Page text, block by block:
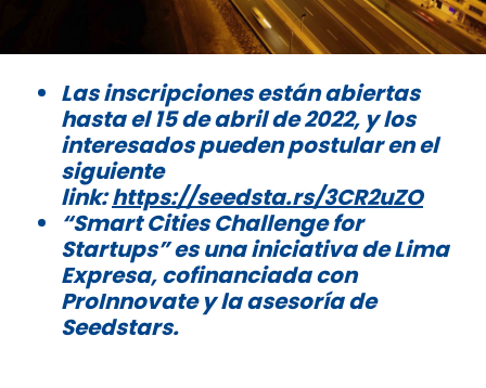
Las inscripciones están abiertas
hasta el 15 de abril de 2022, y los
interesados pueden postular en el
siguiente
link:https://seedsta.rs/3CR2uZO
“Smart Cities Challenge for
Startups” es una iniciativa de Lima
Expresa, cofinanciada con
ProInnovate y la asesoría de
Seedstars.